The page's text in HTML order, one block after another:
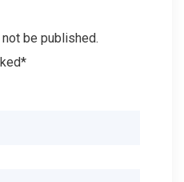
be published.